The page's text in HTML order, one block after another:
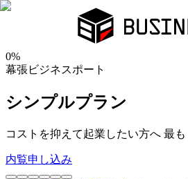
0%
幕張ビジネスポート
シンプルプラン
コストを抑えて起業したい方へ 最
内覧申し込み